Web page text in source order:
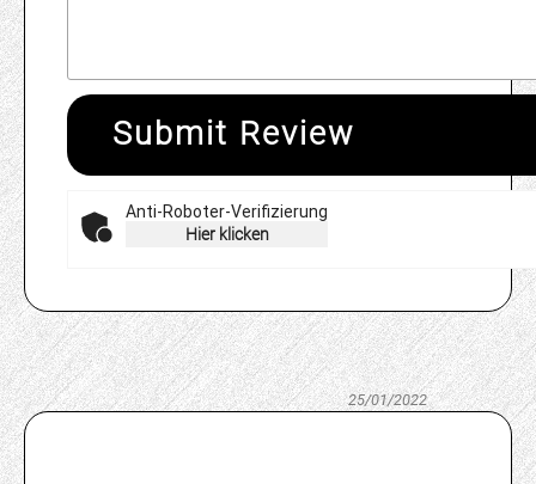
Submit Review
Anti-Roboter-Verifizierung
Hier klicken
25/01/2022